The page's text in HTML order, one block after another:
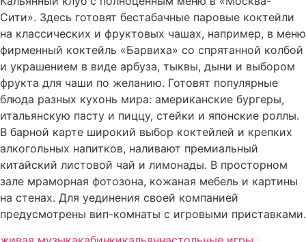
Сити». Здесь готовят бестабачные паровые коктейли
на классических и фруктовых чашах, например, в меню
фирменный коктейль «Барвиха» со спрятанной колбой
и украшением в виде арбуза, тыквы, дыни и выбором
фрукта для чаши по желанию. Готовят популярные
блюда разных кухонь мира: американские бургеры,
итальянскую пасту и пиццу, стейки и японские роллы.
В барной карте широкий выбор коктейлей и крепких
алкогольных напитков, наливают премиальный
китайский листовой чай и лимонады. В просторном
зале мраморная фотозона, кожаная мебель и картины
на стенах. Для уединения своей компанией
предусмотрены вип-комнаты с игровыми приставками.